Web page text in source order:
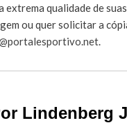
extrema qualidade de
ou quer solicitar a
.
Lindenberg